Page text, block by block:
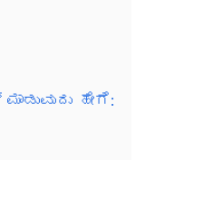
ಹೇಗೆ: